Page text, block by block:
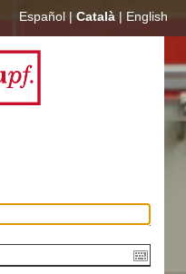
Español | Català | English